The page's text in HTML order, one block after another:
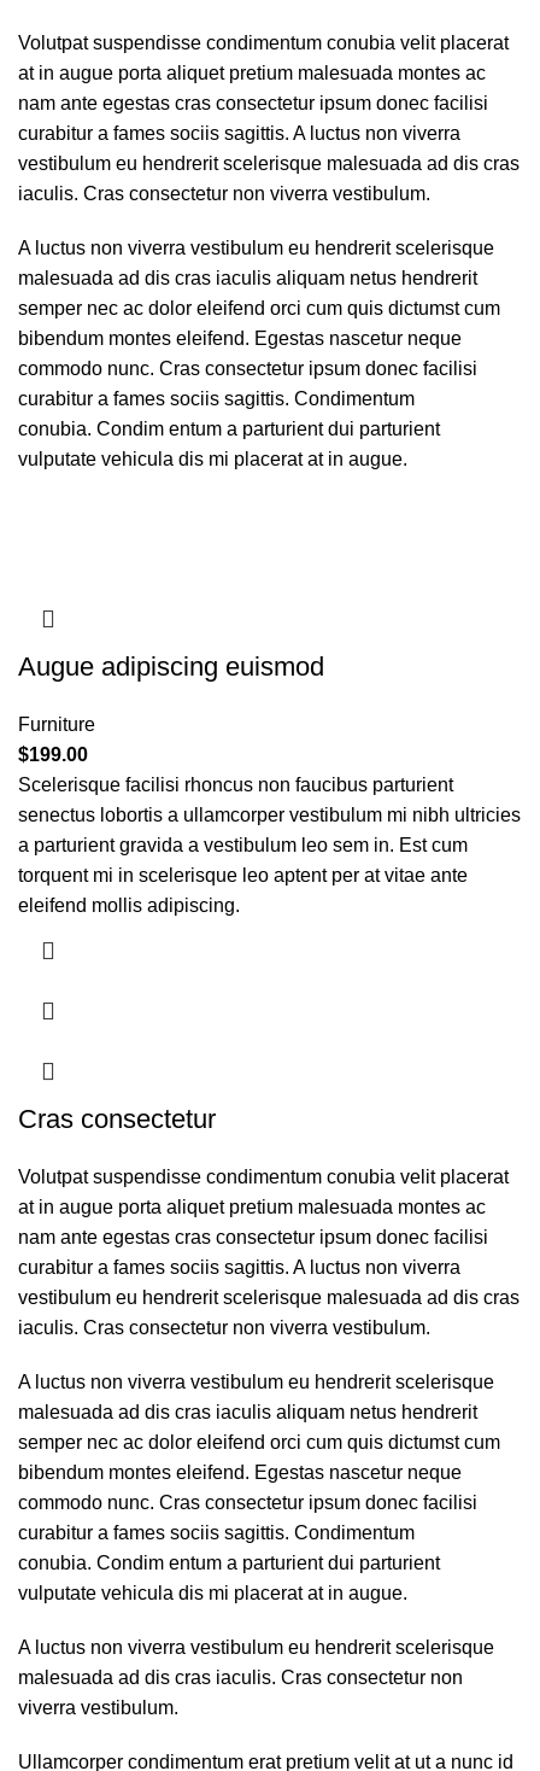
Volutpat suspendisse condimentum conubia velit placerat
at in augue porta aliquet pretium malesuada montes ac
nam ante egestas cras consectetur ipsum donec facilisi
curabitur a fames sociis sagittis. A luctus non viverra
vestibulum eu hendrerit scelerisque malesuada ad dis cras
iaculis. Cras consectetur non viverra vestibulum.
A luctus non viverra vestibulum eu hendrerit scelerisque
malesuada ad dis cras iaculis aliquam netus hendrerit
semper nec ac dolor eleifend orci cum quis dictumst cum
bibendum montes eleifend. Egestas nascetur neque
commodo nunc. Cras consectetur ipsum donec facilisi
curabitur a fames sociis sagittis. Condimentum
conubia. Condim entum a parturient dui parturient
vulputate vehicula dis mi placerat at in augue.
Augue adipiscing euismod
Furniture
$199.00
Scelerisque facilisi rhoncus non faucibus parturient
senectus lobortis a ullamcorper vestibulum mi nibh ultricies
a parturient gravida a vestibulum leo sem in. Est cum
torquent mi in scelerisque leo aptent per at vitae ante
eleifend mollis adipiscing.
Cras consectetur
Volutpat suspendisse condimentum conubia velit placerat
at in augue porta aliquet pretium malesuada montes ac
nam ante egestas cras consectetur ipsum donec facilisi
curabitur a fames sociis sagittis. A luctus non viverra
vestibulum eu hendrerit scelerisque malesuada ad dis cras
iaculis. Cras consectetur non viverra vestibulum.
A luctus non viverra vestibulum eu hendrerit scelerisque
malesuada ad dis cras iaculis aliquam netus hendrerit
semper nec ac dolor eleifend orci cum quis dictumst cum
bibendum montes eleifend. Egestas nascetur neque
commodo nunc. Cras consectetur ipsum donec facilisi
curabitur a fames sociis sagittis. Condimentum
conubia. Condim entum a parturient dui parturient
vulputate vehicula dis mi placerat at in augue.
A luctus non viverra vestibulum eu hendrerit scelerisque
malesuada ad dis cras iaculis. Cras consectetur non
viverra vestibulum.
Ullamcorper condimentum erat pretium velit at ut a nunc id